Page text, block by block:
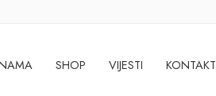
SHOP VIJESTI KONTAKT